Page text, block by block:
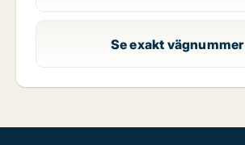
Se exakt vägnummer